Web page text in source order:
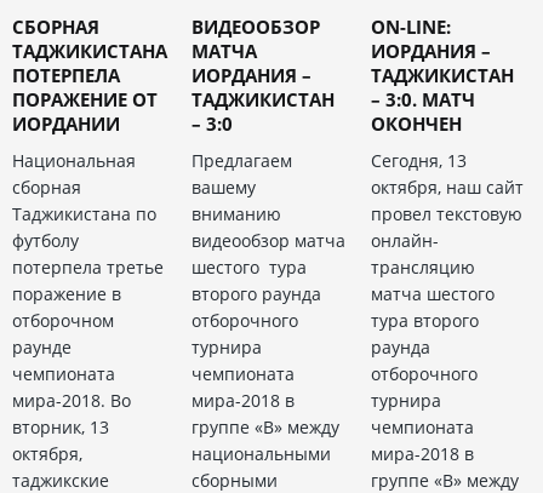
СБОРНАЯ
ТАДЖИКИСТАНА
ПОТЕРПЕЛА
ПОРАЖЕНИЕ ОТ
ИОРДАНИИ
Национальная
сборная
Таджикистана по
футболу
потерпела третье
поражение в
отборочном
раунде
чемпионата
мира-2018. Во
вторник, 13
октября,
таджикские
ВИДЕООБЗОР
МАТЧА
ИОРДАНИЯ –
ТАДЖИКИСТАН
– 3:0
Предлагаем
вашему
вниманию
видеообзор матча
шестого тура
второго раунда
отборочного
турнира
чемпионата
мира-2018 в
группе «В» между
национальными
сборными
ON-LINE:
ИОРДАНИЯ –
ТАДЖИКИСТАН
– 3:0. МАТЧ
ОКОНЧЕН
Сегодня, 13
октября, наш сайт
провел текстовую
онлайн-
трансляцию
матча шестого
тура второго
раунда
отборочного
турнира
чемпионата
мира-2018 в
группе «В» между